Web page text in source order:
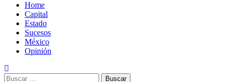
Home
Capital
Estado
Sucesos
México
Opinión
Buscar: